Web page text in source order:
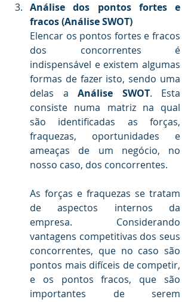
Análise dos pontos fortes e
fracos (Análise SWOT)
Elencar os pontos fortes e fracos
dos concorrentes é
indispensável e existem algumas
formas de fazer isto, sendo uma
delas a Análise SWOT. Esta
consiste numa matriz na qual
são identificadas as forças,
fraquezas, oportunidades e
ameaças de um negócio, no
nosso caso, dos concorrentes.
As forças e fraquezas se tratam
de aspectos internos da
empresa. Considerando
vantagens competitivas dos seus
concorrentes, que no caso são
pontos mais difíceis de competir,
e os pontos fracos, que são
importantes de serem